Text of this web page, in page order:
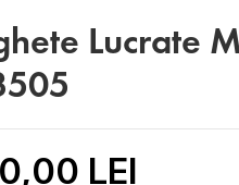
Lucrate
LEI